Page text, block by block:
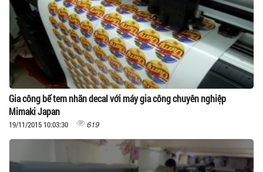
Gia công bế tem nhãn decal với máy gia công chuyên nghiệp
Mimaki Japan
19/11/2015 10:03:30 619